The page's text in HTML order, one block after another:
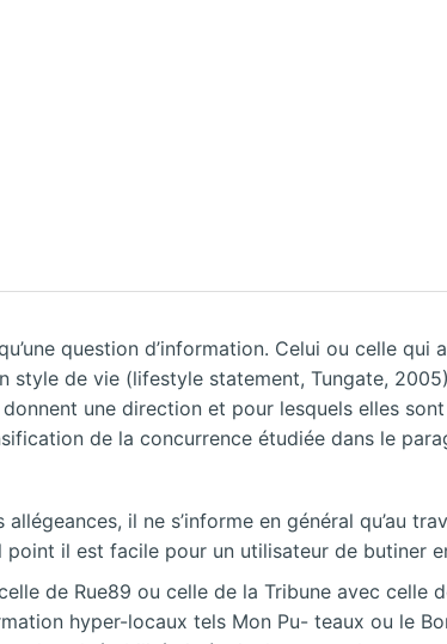
question d’information. Celui ou celle
style de vie (lifestyle statement, Tungate,
une direction et pour lesquels elles
de la concurrence étudiée dans le
il ne s’informe en général qu’au
point il est facile pour un utilisateur de butiner
de Rue89 ou celle de la Tribune avec celle
hyper-locaux tels Mon Pu- teaux ou le